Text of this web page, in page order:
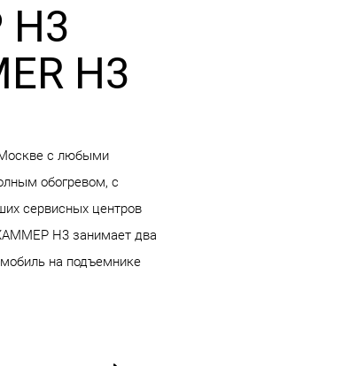
H3
с любыми
обогревом, с
сервисных центров
H3 занимает два
на подъемнике